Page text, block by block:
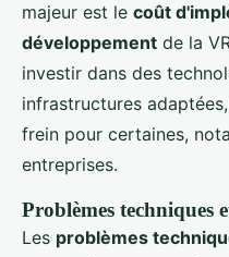
majeur est le coût
développement de la
investir dans des
infrastructures
frein pour certaines,
entreprises.
Problèmes techniques
Les problèmes